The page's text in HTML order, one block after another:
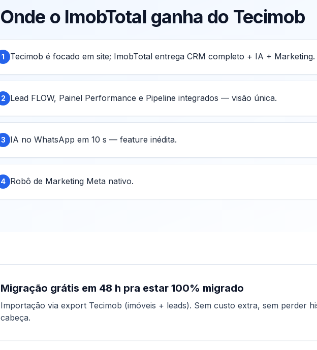
Onde o ImobTotal ganha do Tecimob
1 Tecimob é focado em site; ImobTotal entrega CRM completo + IA + Marketing.
2 Lead FLOW, Painel Performance e Pipeline integrados — visão única.
3 IA no WhatsApp em 10 s — feature inédita.
4 Robô de Marketing Meta nativo.
Migração grátis em 48 h pra estar 100% migrado
Importação via export Tecimob (imóveis + leads). Sem custo extra, sem perder
cabeça.